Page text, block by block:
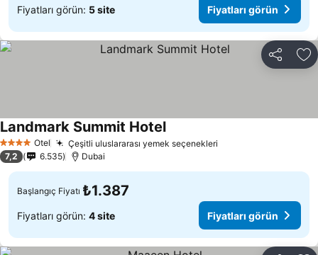
Fiyatları görün: 5 site Fiyatları görün
Paylaş
4 Yıldız Otel Çeşitli uluslararası yemek seçenekleri
Landmark Summit HotelFiyatları görün
7,2 6.535 Dubai
Başlangıç Fiyatı ₺1.387
Fiyatları görün: 4 site Fiyatları görün